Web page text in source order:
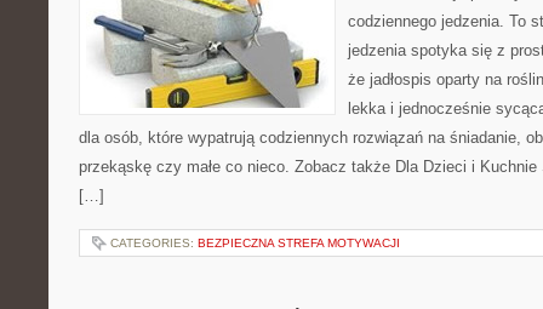
codziennego jedzenia. To
jedzenia spotyka się z
że jadłospis oparty na
lekka i jednocześnie
dla osób, które wypatrują codziennych rozwiązań na śniadanie,
przekąskę czy małe co nieco. Zobacz także Dla Dzieci i
[…]
CATEGORIES: BEZPIECZNA STREFA MOTYWACJI